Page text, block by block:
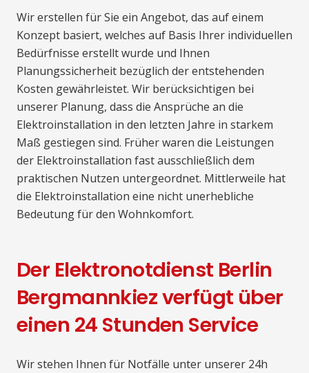
Wir erstellen für Sie ein Angebot, das auf einem
Konzept basiert, welches auf Basis Ihrer individuellen
Bedürfnisse erstellt wurde und Ihnen
Planungssicherheit bezüglich der entstehenden
Kosten gewährleistet. Wir berücksichtigen bei
unserer Planung, dass die Ansprüche an die
Elektroinstallation in den letzten Jahre in starkem
Maß gestiegen sind. Früher waren die Leistungen
der Elektroinstallation fast ausschließlich dem
praktischen Nutzen untergeordnet. Mittlerweile hat
die Elektroinstallation eine nicht unerhebliche
Bedeutung für den Wohnkomfort.
Der Elektronotdienst Berlin
Bergmannkiez verfügt über
einen 24 Stunden Service
Wir stehen Ihnen für Notfälle unter unserer 24h